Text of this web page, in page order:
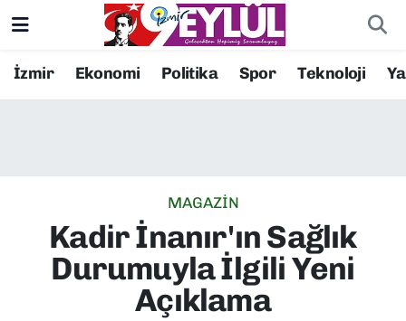
İzmir Ekonomi Politika Spor Teknoloji
MAGAZİN
Kadir İnanır'ın Sağlık
Durumuyla İlgili Yeni
Açıklama
Resmi İlanlar
EKONOMİ
KÜLTÜR SANAT
Konak Nöbetçi Eczaneler
Süper Lig Puan Durumu ve Fikstür
Tüm Manşetler
Son Dakika Haberleri